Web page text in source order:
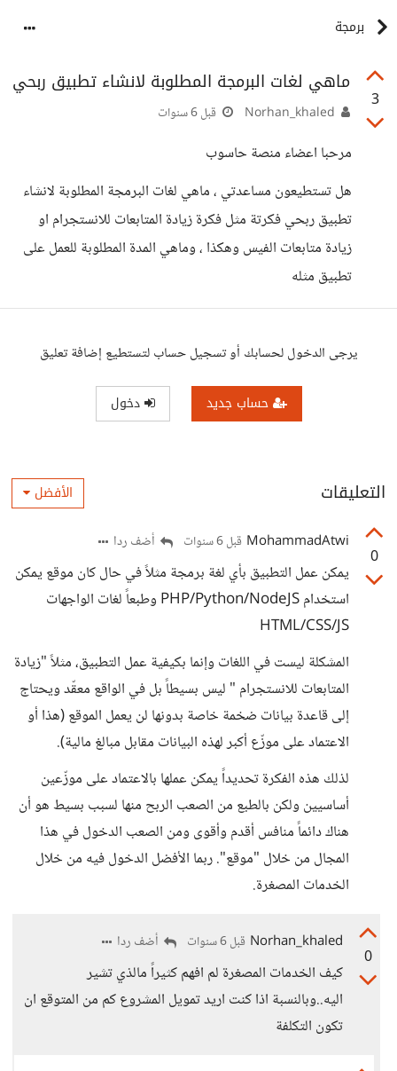
برمجة
3
ماهي لغات البرمجة المطلوبة لانشاء تطبيق ربحي
قبل 6 سنوات
مرحبا اعضاء منصة حاسوب
هل تستطيعون مساعدتي ، ماهي لغات البرمجة المطلوبة لانشاء
تطبيق ربحي فكرتة مثل فكرة زيادة المتابعات للانستجرام او
زيادة متابعات الفيس وهكذا ، وماهي المدة المطلوبة للعمل على
تطبيق مثله
يرجى الدخول لحسابك أو تسجيل حساب لتستطيع إضافة تعليق
حساب جديد دخول
التعليقات الأفضل
0
MohammadAtwi قبل 6 سنوات أضف ردا
يمكن عمل التطبيق بأي لغة برمجة مثلاً في حال كان موقع يمكن
استخدام PHP/Python/NodeJS وطبعاً لغات الواجهات
HTML/CSS/JS
المشكلة ليست في اللغات وإنما بكيفية عمل التطبيق، مثلاً "زيادة
المتابعات للانستجرام " ليس بسيطاً بل في الواقع معقّد ويحتاج
إلى قاعدة بيانات ضخمة خاصة بدونها لن يعمل الموقع (هذا أو
الاعتماد على موزّع أكبر لهذه البيانات مقابل مبالغ مالية).
لذلك هذه الفكرة تحديداً يمكن عملها بالاعتماد على موزّعين
أساسيين ولكن بالطبع من الصعب الربح منها لسبب بسيط هو أن
هناك دائماً منافس أقدم وأقوى ومن الصعب الدخول في هذا
المجال من خلال "موقع". ربما الأفضل الدخول فيه من خلال
الخدمات المصغرة.
0
Norhan_khaled قبل 6 سنوات أضف ردا
كيف الخدمات المصغرة لم افهم كثيراً مالذي تشير
اليه..وبالنسبة اذا كنت اريد تمويل المشروع كم من المتوقع ان
تكون التكلفة